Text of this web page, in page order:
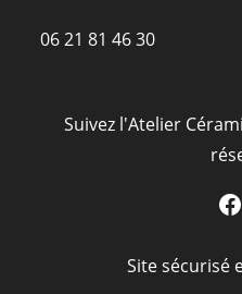
06 21 81 46 30
Suivez l'Atelier
Site sécurisé